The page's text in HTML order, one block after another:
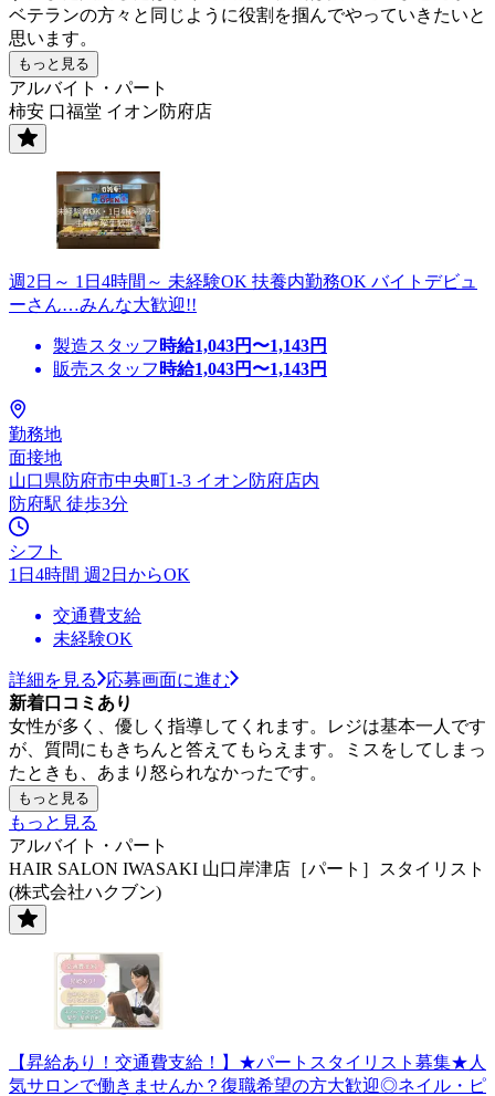
ベテランの方々と同じように役割を掴んでやっていきたいと
思います。
もっと見る
アルバイト・パート
柿安 口福堂 イオン防府店
週2日～ 1日4時間～ 未経験OK 扶養内勤務OK バイトデビュ
ーさん…みんな大歓迎!!
製造スタッフ 時給1,043円〜1,143円
販売スタッフ 時給1,043円〜1,143円
勤務地
面接地
山口県防府市中央町1-3 イオン防府店内
防府駅 徒歩3分
シフト
1日4時間 週2日からOK
交通費支給
未経験OK
詳細を見る
応募画面に進む
新着口コミあり
女性が多く、優しく指導してくれます。レジは基本一人です
が、質問にもきちんと答えてもらえます。ミスをしてしまっ
たときも、あまり怒られなかったです。
もっと見る
もっと見る
アルバイト・パート
HAIR SALON IWASAKI 山口岸津店［パート］スタイリスト
(株式会社ハクブン)
【昇給あり！交通費支給！】★パートスタイリスト募集★人
気サロンで働きませんか？復職希望の方大歓迎◎ネイル・ピ